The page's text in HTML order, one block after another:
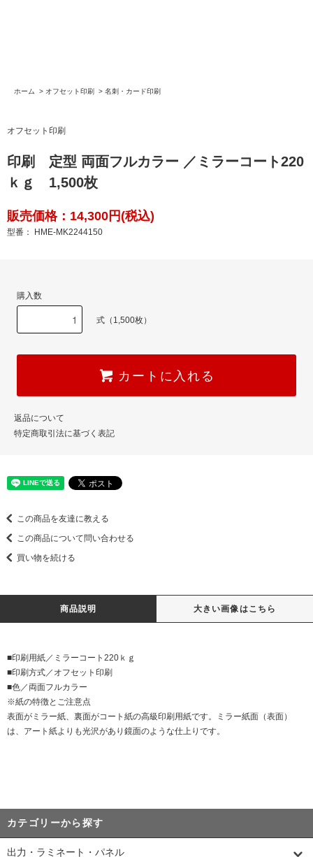
ホーム > オフセット印刷 > 名刺・カード印刷
オフセット印刷
印刷 定型 両面フルカラー ／ミラーコート220
ｋｇ 1,500枚
販売価格：14,300円(税込)
型番： HME-MK2244150
購入数
式（1,500枚）
カートに入れる
返品について
特定商取引法に基づく表記
この商品を友達に教える
この商品について問い合わせる
買い物を続ける
商品説明 大きい画像はこちら
■印刷用紙／ミラーコート220ｋｇ
■印刷方式／オフセット印刷
■色／両面フルカラー
※紙の特徴とご注意点
表面がミラー紙、裏面がコート紙の高級印刷用紙です。ミラー紙面（表面）
は、アート紙よりも光沢があり鏡面のような仕上りです。
カテゴリーから探す
出力・ラミネート・パネル